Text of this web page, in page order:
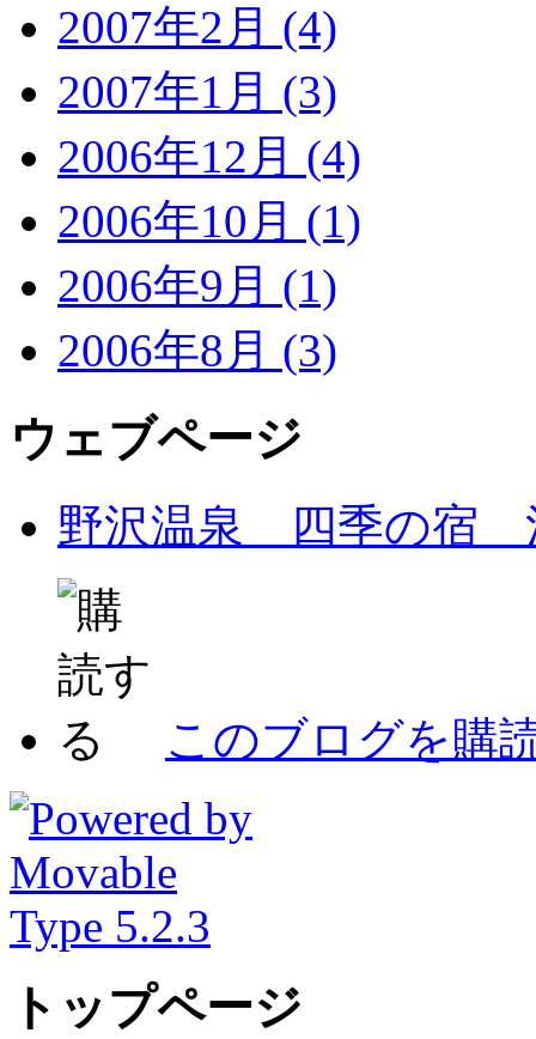
2007年2月 (4)
2007年1月 (3)
2006年12月 (4)
2006年10月 (1)
2006年9月 (1)
2006年8月 (3)
ウェブページ
野沢温泉 四季の宿
このブログを購
トップページ